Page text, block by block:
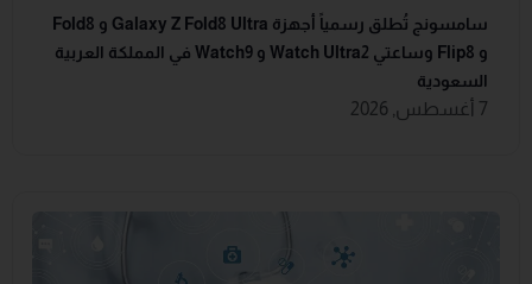
سامسونج تُطلق رسمياً أجهزة Galaxy Z Fold8 Ultra و Fold8
و Flip8 وساعتي Watch Ultra2 و Watch9 في المملكة العربية
السعودية
7 أغسطس, 2026